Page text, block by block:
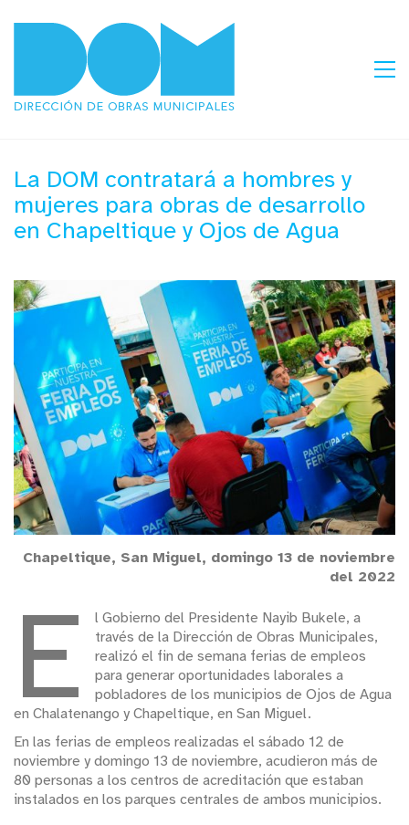
La DOM contratará a hombres y
mujeres para obras de desarrollo
en Chapeltique y Ojos de Agua
Chapeltique, San Miguel, domingo 13 de noviembre
del 2022
E
l Gobierno del Presidente Nayib Bukele, a
través de la Dirección de Obras Municipales,
realizó el fin de semana ferias de empleos
para generar oportunidades laborales a
pobladores de los municipios de Ojos de Agua
en Chalatenango y Chapeltique, en San Miguel.
En las ferias de empleos realizadas el sábado 12 de
noviembre y domingo 13 de noviembre, acudieron más de
80 personas a los centros de acreditación que estaban
instalados en los parques centrales de ambos municipios.